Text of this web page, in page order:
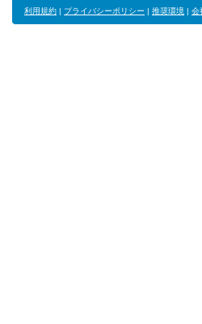
利用規約 | プライバシーポリシー | 推奨環境 | 会